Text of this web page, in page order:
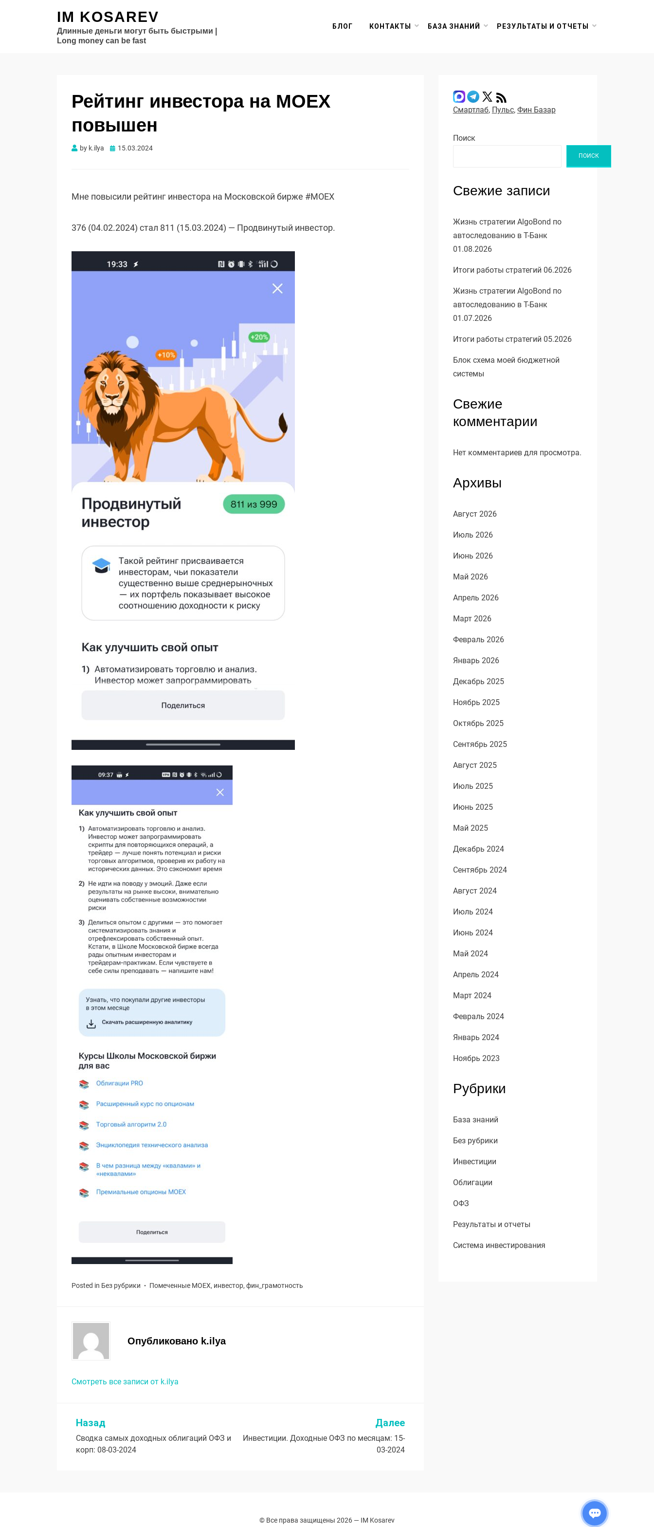
IM KOSAREV
Длинные деньги могут быть быстрыми |
Long money can be fast
БЛОГ КОНТАКТЫ БАЗА ЗНАНИЙ РЕЗУЛЬТАТЫ И ОТЧЕТЫ
Рейтинг инвестора на MOEX
повышен
by k.ilya Опубликовано
15.03.2024
Мне повысили рейтинг инвестора на Московской бирже #MOEX
376 (04.02.2024) стал 811 (15.03.2024) — Продвинутый инвестор.
Posted in Без рубрики Помеченные MOEX, инвестор, фин_грамотность
Опубликовано k.ilya
Смотреть все записи от k.ilya
Навигация
по
Назад
Сводка самых доходных облигаций ОФЗ и
корп: 08-03-2024
Далее
Инвестиции. Доходные ОФЗ по месяцам: 15-
03-2024
Смартлаб, Пульс, Фин Базар
Поиск
ПОИСК
Свежие записи
Жизнь стратегии AlgoBond по
автоследованию в Т-Банк
01.08.2026
Итоги работы стратегий 06.2026
Жизнь стратегии AlgoBond по
автоследованию в Т-Банк
01.07.2026
Итоги работы стратегий 05.2026
Блок схема моей бюджетной
системы
Свежие
комментарии
Нет комментариев для просмотра.
Архивы
Август 2026
Июль 2026
Июнь 2026
Май 2026
Апрель 2026
Март 2026
Февраль 2026
Январь 2026
Декабрь 2025
Ноябрь 2025
Октябрь 2025
Сентябрь 2025
Август 2025
Июль 2025
Июнь 2025
Май 2025
Декабрь 2024
Сентябрь 2024
Август 2024
Июль 2024
Июнь 2024
Май 2024
Апрель 2024
Март 2024
Февраль 2024
Январь 2024
Ноябрь 2023
Рубрики
База знаний
Без рубрики
Инвестиции
Облигации
ОФЗ
Результаты и отчеты
Система инвестирования
© Все права защищены 2026 — IM Kosarev